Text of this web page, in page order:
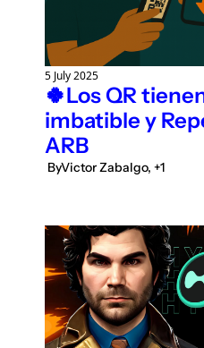
5 July 2025
🍀Los QR
imbatible y
ARB
ByVictor Zabalgo, +1